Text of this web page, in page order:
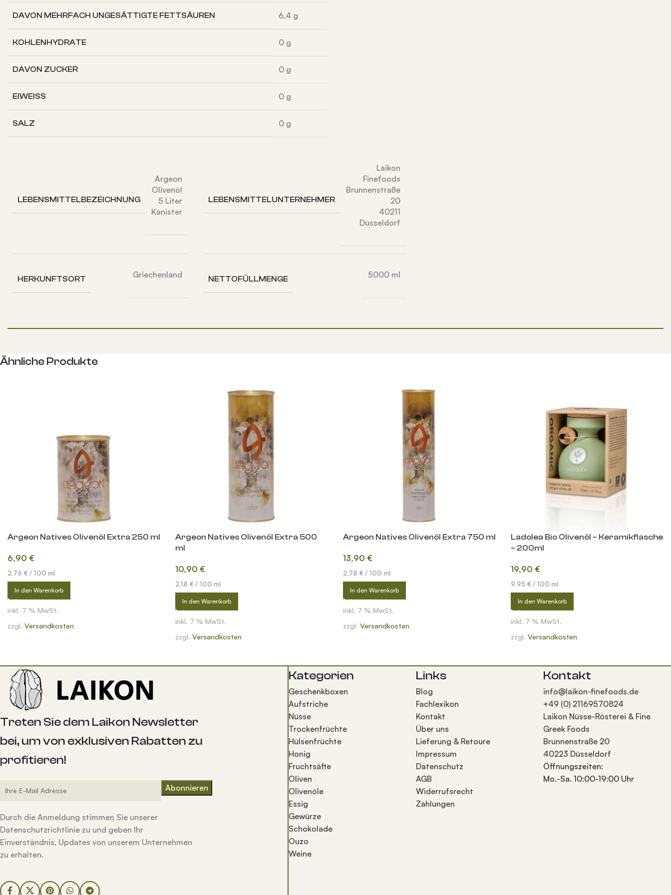
DAVON MEHRFACH UNGESÄTTIGTE FETTSÄUREN 6,4 g
KOHLENHYDRATE 0 g
DAVON ZUCKER 0 g
EIWEISS 0 g
SALZ 0 g
LEBENSMITTELBEZEICHNUNG
Argeon
Olivenöl
5 Liter
Kanister
LEBENSMITTELUNTERNEHMER
Laikon
Finefoods
Brunnenstraße
20
40211
Düsseldorf
HERKUNFTSORT Griechenland NETTOFÜLLMENGE 5000 ml
Ähnliche Produkte
Argeon Natives Olivenöl Extra 250 ml
6,90 €
2,76 € / 100 ml
In den Warenkorb
inkl. 7 % MwSt.
zzgl. Versandkosten
Argeon Natives Olivenöl Extra 500
ml
10,90 €
2,18 € / 100 ml
In den Warenkorb
inkl. 7 % MwSt.
zzgl. Versandkosten
Argeon Natives Olivenöl Extra 750 ml
13,90 €
2,78 € / 100 ml
In den Warenkorb
inkl. 7 % MwSt.
zzgl. Versandkosten
Ladolea Bio Olivenöl – Keramikflasche
– 200ml
19,90 €
9,95 € / 100 ml
In den Warenkorb
inkl. 7 % MwSt.
zzgl. Versandkosten
Treten Sie dem Laikon Newsletter
bei, um von exklusiven Rabatten zu
profitieren!
Durch die Anmeldung stimmen Sie unserer
Datenschutzrichtlinie zu und geben Ihr
Einverständnis, Updates von unserem Unternehmen
zu erhalten.
Kategorien
Geschenkboxen
Aufstriche
Nüsse
Trockenfrüchte
Hülsenfrüchte
Honig
Fruchtsäfte
Oliven
Olivenöle
Essig
Gewürze
Schokolade
Ouzo
Weine
Links
Blog
Fachlexikon
Kontakt
Über uns
Lieferung & Retoure
Impressum
Datenschutz
AGB
Widerrufsrecht
Zahlungen
Kontakt
info@laikon-finefoods.de
+49 (0) 21169570824
Laikon Nüsse-Rösterei & Fine
Greek Foods
Brunnenstraße 20
40223 Düsseldorf
Öffnungszeiten:
Mo.-Sa. 10:00-19:00 Uhr